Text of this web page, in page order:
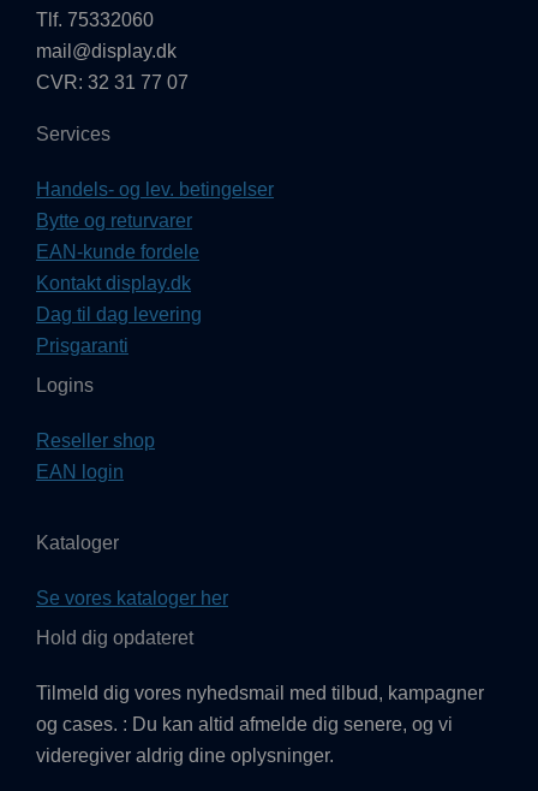
Tlf. 75332060
mail@display.dk
CVR: 32 31 77 07
Services
Handels- og lev. betingelser
Bytte og returvarer
EAN-kunde fordele
Kontakt display.dk
Dag til dag levering
Prisgaranti
Logins
Reseller shop
EAN login
Kataloger
Se vores kataloger her
Hold dig opdateret
Tilmeld dig vores nyhedsmail med tilbud, kampagner
og cases. : Du kan altid afmelde dig senere, og vi
videregiver aldrig dine oplysninger.